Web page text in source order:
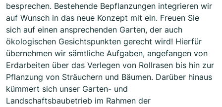
besprechen. Bestehende Bepflanzungen integrieren wir
auf Wunsch in das neue Konzept mit ein. Freuen Sie
sich auf einen ansprechenden Garten, der auch
ökologischen Gesichtspunkten gerecht wird! Hierfür
übernehmen wir sämtliche Aufgaben, angefangen von
Erdarbeiten über das Verlegen von Rollrasen bis hin zur
Pflanzung von Sträuchern und Bäumen. Darüber hinaus
kümmert sich unser Garten- und
Landschaftsbaubetrieb im Rahmen der